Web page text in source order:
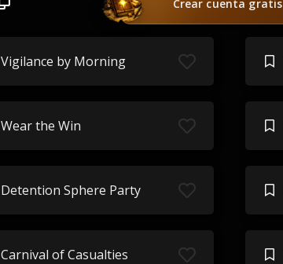
Crear cuenta gratis
Vigilance by Morning
Wear the Win
Detention Sphere Party
Carnival of Casualties